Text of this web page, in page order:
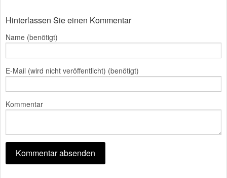
Hinterlassen Sie einen Kommentar
Name (benötigt)
E-Mail (wird nicht veröffentlicht) (benötigt)
Kommentar